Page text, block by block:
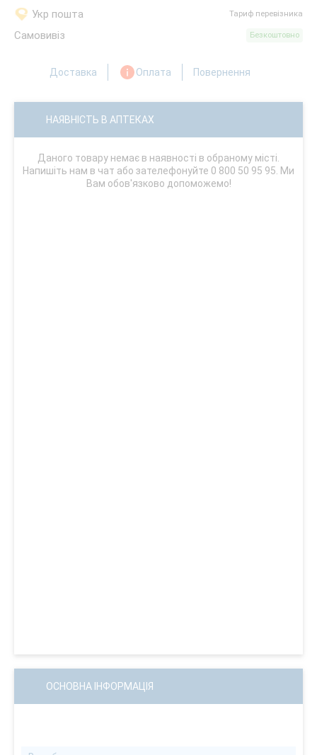
Укр пошта Тариф перевізника
Самовивіз Безкоштовно
Доставка Оплата Повернення
НАЯВНІСТЬ В АПТЕКАХ
Даного товару немає в наявності в обраному місті.
Напишіть нам в чат або зателефонуйте 0 800 50 95 95. Ми
Вам обов'язково допоможемо!
ОСНОВНА ІНФОРМАЦІЯ